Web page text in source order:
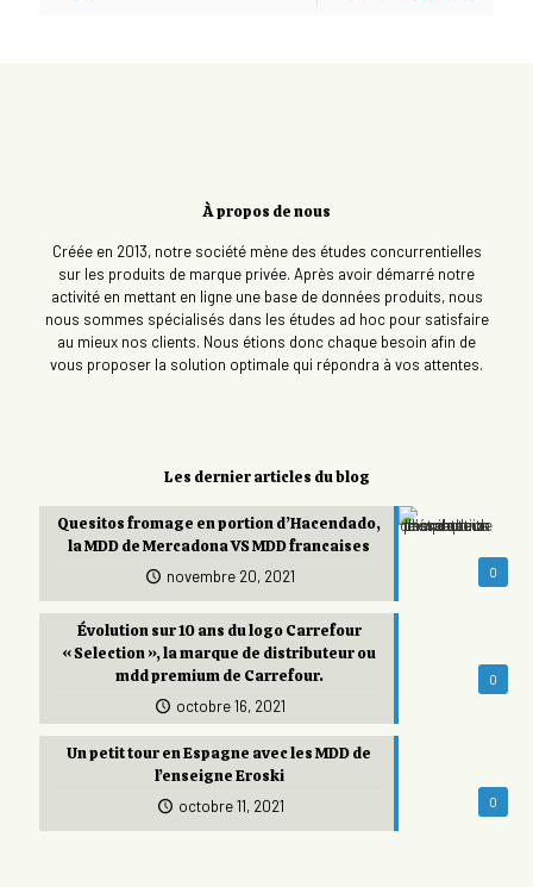
À propos de nous
Créée en 2013, notre société mène des études concurrentielles
sur les produits de marque privée. Après avoir démarré notre
activité en mettant en ligne une base de données produits, nous
nous sommes spécialisés dans les études ad hoc pour satisfaire
au mieux nos clients. Nous étions donc chaque besoin afin de
vous proposer la solution optimale qui répondra à vos attentes.
Les dernier articles du blog
0
Quesitos fromage en portion d’Hacendado,
la MDD de Mercadona VS MDD francaises
novembre 20, 2021
0
Évolution sur 10 ans du logo Carrefour
« Selection », la marque de distributeur ou
mdd premium de Carrefour.
octobre 16, 2021
0
Un petit tour en Espagne avec les MDD de
l’enseigne Eroski
octobre 11, 2021